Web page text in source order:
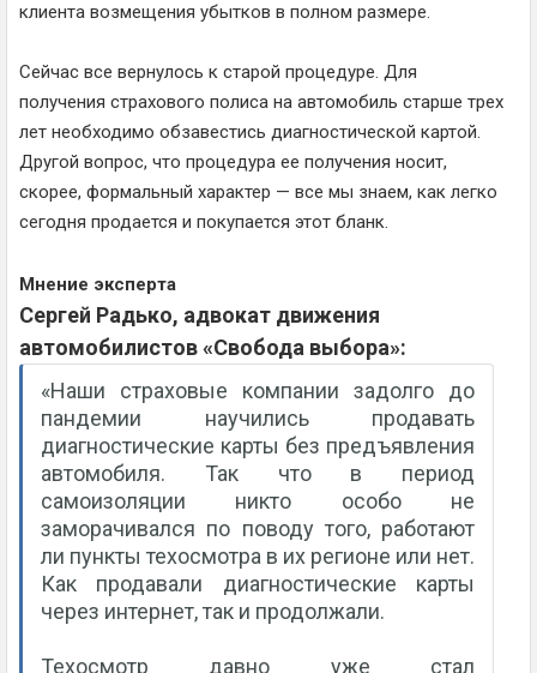
клиента возмещения убытков в полном размере.
Сейчас все вернулось к старой процедуре. Для
получения страхового полиса на автомобиль старше трех
лет необходимо обзавестись диагностической картой.
Другой вопрос, что процедура ее получения носит,
скорее, формальный характер — все мы знаем, как легко
сегодня продается и покупается этот бланк.
Мнение эксперта
Сергей Радько, адвокат движения
автомобилистов «Свобода выбора»:
«Наши страховые компании задолго до
пандемии научились продавать
диагностические карты без предъявления
автомобиля. Так что в период
самоизоляции никто особо не
заморачивался по поводу того, работают
ли пункты техосмотра в их регионе или нет.
Как продавали диагностические карты
через интернет, так и продолжали.
Техосмотр давно уже стал